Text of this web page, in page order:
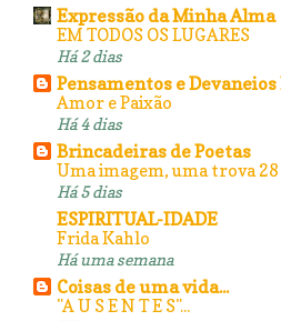
Expressão da Minha Alma
EM TODOS OS LUGARES
Há 2 dias
Pensamentos e Devaneios
Amor e Paixão
Há 4 dias
Brincadeiras de Poetas
Uma imagem, uma trova 28
Há 5 dias
ESPIRITUAL-IDADE
Frida Kahlo
Há uma semana
Coisas de uma vida...
"A U S E N T E S"...